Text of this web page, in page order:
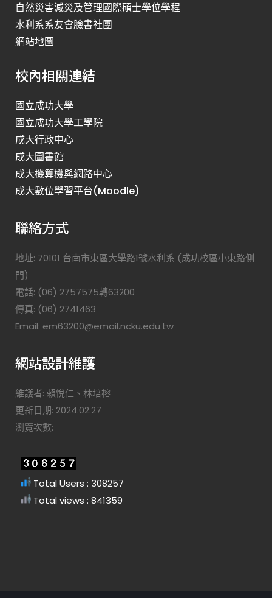
自然災害減災及管理國際碩士學位學程
水利系系友會臉書社團
網站地圖
校內相關連結
國立成功大學
國立成功大學工學院
成大行政中心
成大圖書館
成大機算機與網路中心
成大數位學習平台(Moodle)
聯絡方式
地址: 70101 台南市東區大學路1號水利系 (成功校區小東路側
門)
電話: (06) 2757575轉63200
傳真: (06) 2741463
Email: em63200@email.ncku.edu.tw
網站設計維護
維護者: 賴悅仁、林培榕
更新日期: 2024.02.27
瀏覽次數:
Total Users : 308257
Total views : 841359